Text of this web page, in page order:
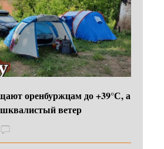
оренбуржцам до +39°С, а
ветер